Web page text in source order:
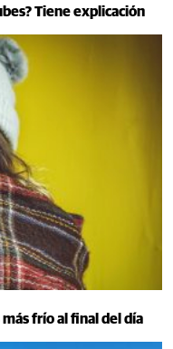
Tiene explicación
frío al final del día